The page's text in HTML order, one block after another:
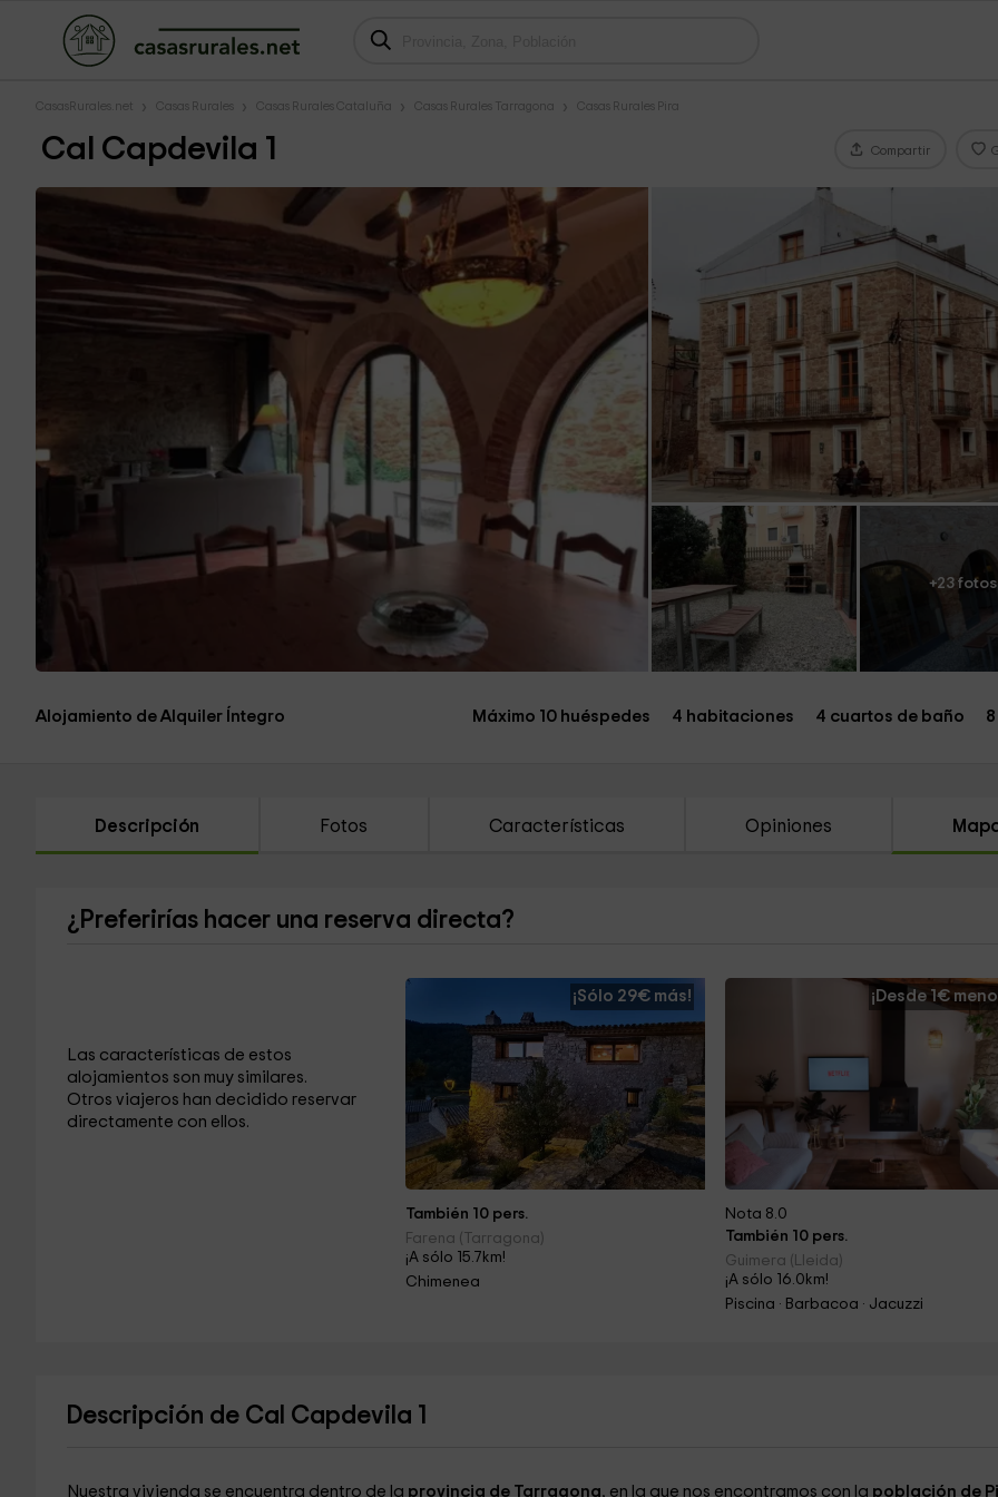
CasasRurales.net Casas Rurales Casas Rurales Cataluña Casas Rurales Tarragona Casas Rurales Pira
Cal Capdevila 1 Compartir
+23 fotos
Alojamiento de Alquiler Íntegro Máximo 10 huéspedes 4 habitaciones 4 cuartos de baño
Descripción Fotos Características Opiniones
¿Preferirías hacer una reserva directa?
Las características de estos
alojamientos son muy similares.
Otros viajeros han decidido reservar
directamente con ellos.
¡Sólo 29€ más!
También 10 pers.
Farena (Tarragona)
¡A sólo 15.7km!
Chimenea
¡Desde 1€
Nota 8.0
También 10 pers.
Guimera (Lleida)
¡A sólo 16.0km!
Piscina · Barbacoa · Jacuzzi
Descripción de Cal Capdevila 1
Nuestra vivienda se encuentra dentro de la provincia de Tarragona, en la que nos encontramos con la población de